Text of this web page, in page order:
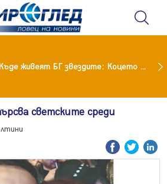
Къде живеят БГ звездите: Коцето с дворец, Лозанова с имение, Миро с дом за над 2 млн. евро
светските среди